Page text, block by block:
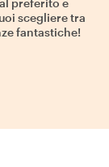
preferito e
scegliere tra
fantastiche!